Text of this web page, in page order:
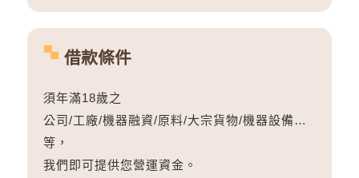
借款條件
須年滿18歲之
公司/工廠/機器融資/原料/大宗貨物/機器設備…
等，
我們即可提供您營運資金。